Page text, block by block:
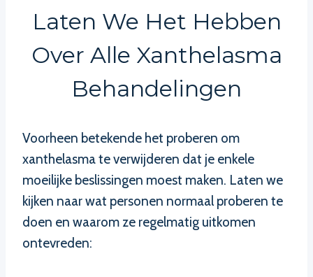
Laten We Het Hebben
Over Alle Xanthelasma
Behandelingen
Voorheen betekende het proberen om
xanthelasma te verwijderen dat je enkele
moeilijke beslissingen moest maken. Laten we
kijken naar wat personen normaal proberen te
doen en waarom ze regelmatig uitkomen
ontevreden: